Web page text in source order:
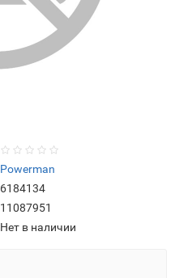
Powerman
6184134
11087951
Нет в наличии